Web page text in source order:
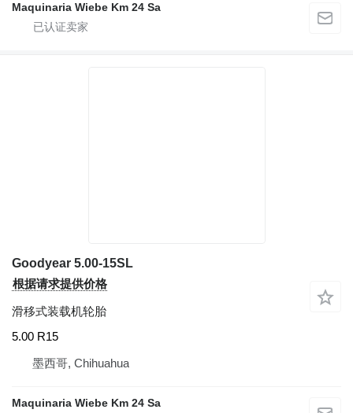
Maquinaria Wiebe Km 24 Sa
Goodyear 5.00-15SL
根据请求提供价格
滑移式装载机轮胎
5.00 R15
墨西哥, Chihuahua
Maquinaria Wiebe Km 24 Sa